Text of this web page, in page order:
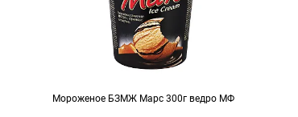
Мороженое БЗМЖ Марс 300г ведро МФ